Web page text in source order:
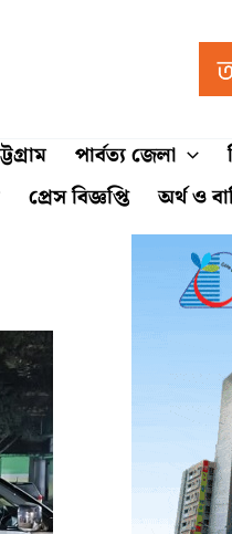
পার্বত্য জেলা
প্রেস বিজ্ঞপ্তি অর্থ ও